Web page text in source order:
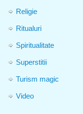
Religie
Ritualuri
Spiritualitate
Superstitii
Turism magic
Video